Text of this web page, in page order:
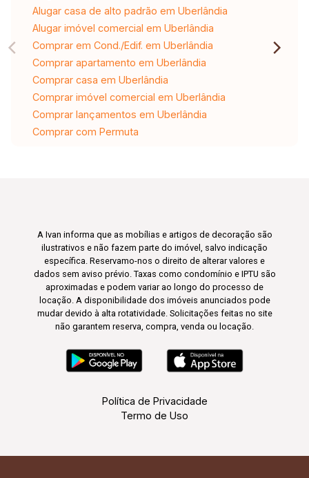
Alugar casa de alto padrão em Uberlândia
Alugar imóvel comercial em Uberlândia
Comprar em Cond./Edif. em Uberlândia
Comprar apartamento em Uberlândia
Comprar casa em Uberlândia
Comprar imóvel comercial em Uberlândia
Comprar lançamentos em Uberlândia
Comprar com Permuta
A Ivan informa que as mobílias e artigos de decoração são
ilustrativos e não fazem parte do imóvel, salvo indicação
específica. Reservamo-nos o direito de alterar valores e
dados sem aviso prévio. Taxas como condomínio e IPTU são
aproximadas e podem variar ao longo do processo de
locação. A disponibilidade dos imóveis anunciados pode
mudar devido à alta rotatividade. Solicitações feitas no site
não garantem reserva, compra, venda ou locação.
Política de Privacidade
Termo de Uso